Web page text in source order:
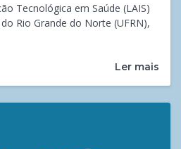
Tecnológica em Saúde (LAIS)
Rio Grande do Norte (UFRN),
Ler mais